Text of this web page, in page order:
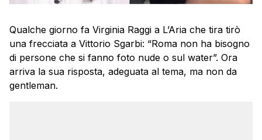
Qualche giorno fa Virginia Raggi a L’Aria che tira tirò
una frecciata a Vittorio Sgarbi: “Roma non ha bisogno
di persone che si fanno foto nude o sul water”. Ora
arriva la sua risposta, adeguata al tema, ma non da
gentleman.